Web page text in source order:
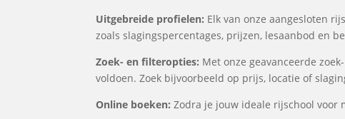
Uitgebreide profielen: Elk van onze aangesloten
zoals slagingspercentages, prijzen, lesaanbod en
Zoek- en filteropties: Met onze geavanceerde
voldoen. Zoek bijvoorbeeld op prijs, locatie of
Online boeken: Zodra je jouw ideale rijschool voor